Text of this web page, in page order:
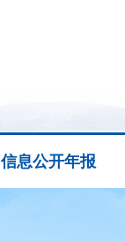
信息公开年报